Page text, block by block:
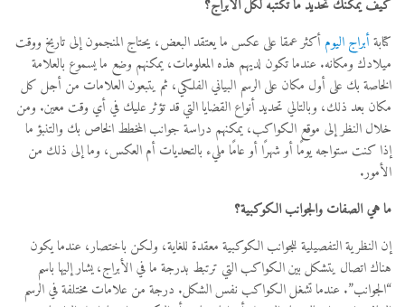
كيف يمكنك تحديد ما تكتبه لكل الأبراج؟
كتابةأبراج اليومأكثر عمقا على عكس ما يعتقد البعض، يحتاج المنجمون إلى تاريخ ووقت
ميلادك ومكانه. عندما تكون لديهم هذه المعلومات، يمكنهم وضع ما يسموع بالعلامة
الخاصة بك على أول مكان على الرسم البياني الفلكي، ثم يتبعون العلامات من أجل كل
مكان بعد ذلك، وبالتالي تحديد أنواع القضايا التي قد تؤثر عليك في أي وقت معين. ومن
خلال النظر إلى موقع الكواكب، يمكنهم دراسة جوانب المخطط الخاص بك والتنبؤ ما
إذا كنت ستواجه يومًا أو شهرًا أو عامًا مليء بالتحديات أم العكس، وما إلى ذلك من
الأمور.
ما هي الصفات والجوانب الكوكبية؟
إن النظرية التفصيلية للجوانب الكوكبية معقدة للغاية، ولكن باختصار، عندما يكون
هناك اتصال يتشكل بين الكواكب التي ترتبط بدرجة ما في الأبراج، يشار إليها باسم
“الجوانب”. عندما تشغل الكواكب نفس الشكل. درجة من علامات مختلفة في الرسم